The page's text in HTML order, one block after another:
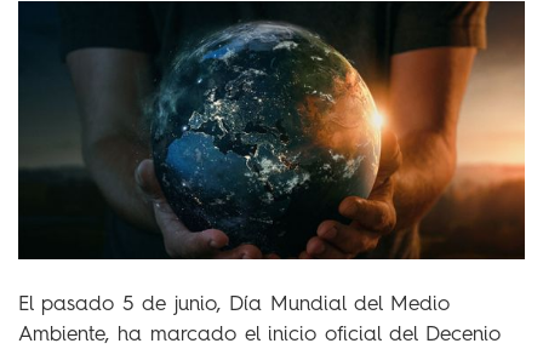
El pasado 5 de junio, Día Mundial del Medio
Ambiente, ha marcado el inicio oficial del Decenio